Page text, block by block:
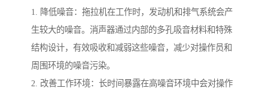
1. 降低噪音：拖拉机在工作时，发动机和排气系统会产
生较大的噪音。消声器通过内部的多孔吸音材料和特殊
结构设计，有效吸收和减弱这些噪音，减少对操作员和
周围环境的噪音污染。
2. 改善工作环境：长时间暴露在高噪音环境中会对操作